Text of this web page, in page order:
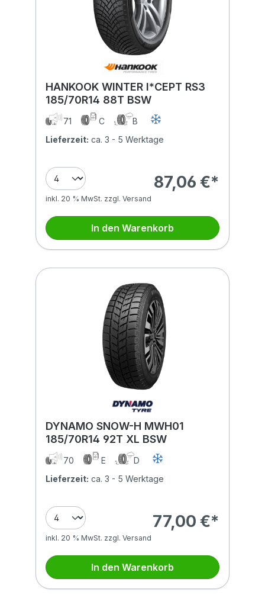
HANKOOK WINTER I*CEPT RS3
185/70R14 88T BSW
71 C
B
Lieferzeit: ca. 3 - 5 Werktage
87,06 €*
inkl. 20 % MwSt. zzgl. Versand
In den Warenkorb
DYNAMO SNOW-H MWH01
185/70R14 92T XL BSW
70 E
D
Lieferzeit: ca. 3 - 5 Werktage
77,00 €*
inkl. 20 % MwSt. zzgl. Versand
In den Warenkorb